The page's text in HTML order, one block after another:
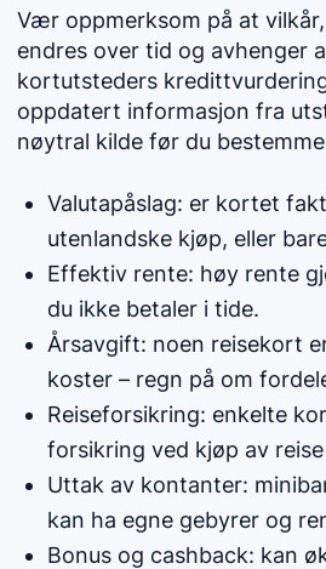
Vær oppmerksom på at
endres over tid og avhenger
kortutsteders
oppdatert informasjon fra
nøytral kilde før du
Valutapåslag: er kortet
utenlandske kjøp, eller
Effektiv rente: høy rente
du ikke betaler i tide.
Årsavgift: noen reisekort
koster – regn på om
Reiseforsikring: enkelte
forsikring ved kjøp av
Uttak av kontanter:
kan ha egne gebyrer og
Bonus og cashback: kan